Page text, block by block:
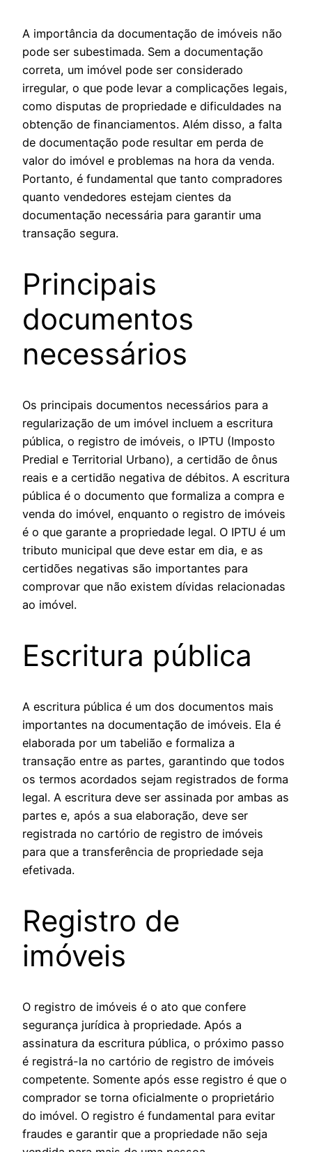
A importância da documentação de imóveis não
pode ser subestimada. Sem a documentação
correta, um imóvel pode ser considerado
irregular, o que pode levar a complicações legais,
como disputas de propriedade e dificuldades na
obtenção de financiamentos. Além disso, a falta
de documentação pode resultar em perda de
valor do imóvel e problemas na hora da venda.
Portanto, é fundamental que tanto compradores
quanto vendedores estejam cientes da
documentação necessária para garantir uma
transação segura.
Principais
documentos
necessários
Os principais documentos necessários para a
regularização de um imóvel incluem a escritura
pública, o registro de imóveis, o IPTU (Imposto
Predial e Territorial Urbano), a certidão de ônus
reais e a certidão negativa de débitos. A escritura
pública é o documento que formaliza a compra e
venda do imóvel, enquanto o registro de imóveis
é o que garante a propriedade legal. O IPTU é um
tributo municipal que deve estar em dia, e as
certidões negativas são importantes para
comprovar que não existem dívidas relacionadas
ao imóvel.
Escritura pública
A escritura pública é um dos documentos mais
importantes na documentação de imóveis. Ela é
elaborada por um tabelião e formaliza a
transação entre as partes, garantindo que todos
os termos acordados sejam registrados de forma
legal. A escritura deve ser assinada por ambas as
partes e, após a sua elaboração, deve ser
registrada no cartório de registro de imóveis
para que a transferência de propriedade seja
efetivada.
Registro de
imóveis
O registro de imóveis é o ato que confere
segurança jurídica à propriedade. Após a
assinatura da escritura pública, o próximo passo
é registrá-la no cartório de registro de imóveis
competente. Somente após esse registro é que o
comprador se torna oficialmente o proprietário
do imóvel. O registro é fundamental para evitar
fraudes e garantir que a propriedade não seja